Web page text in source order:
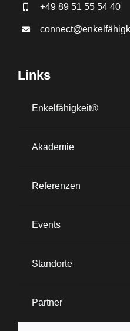
+49 89 51 55 54 40
Links
Enkelfähigkeit®
Akademie
Referenzen
Events
Standorte
Partner